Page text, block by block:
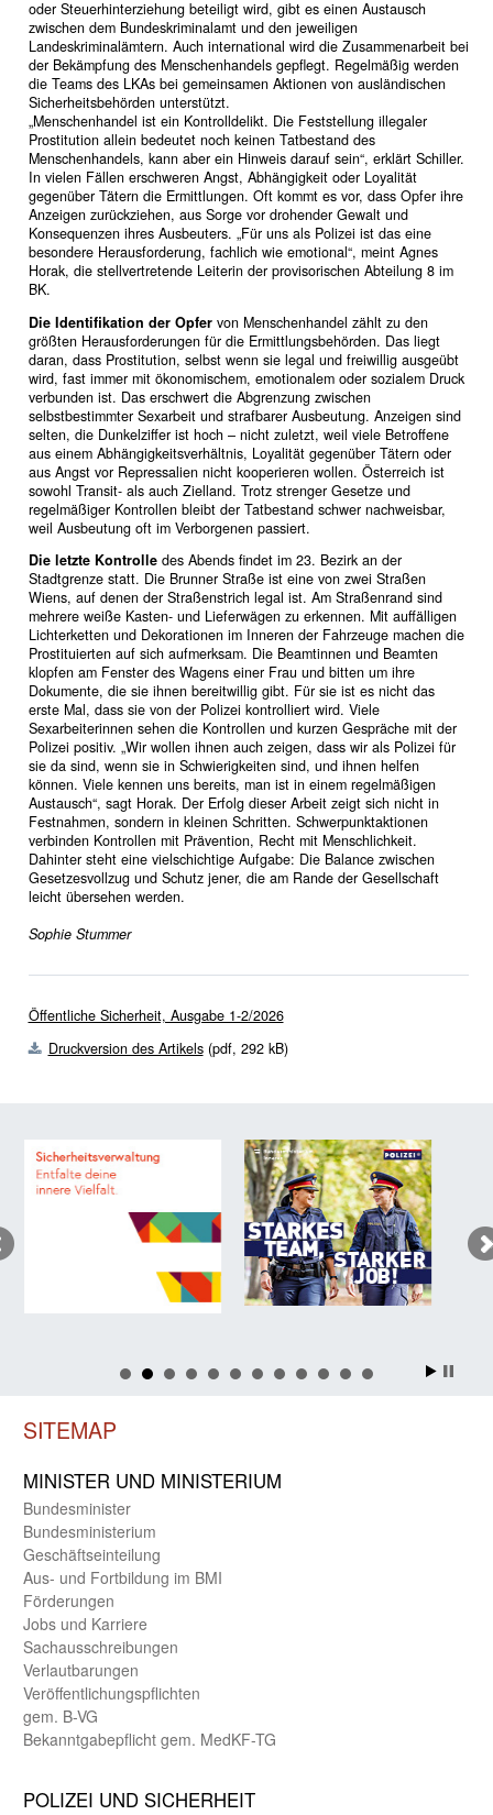
oder Steuerhinterziehung beteiligt wird, gibt es einen Austausch
zwischen dem Bundeskriminalamt und den jeweiligen
Landeskriminalämtern. Auch international wird die Zusammenarbeit bei
der Bekämpfung des Menschenhandels gepflegt. Regelmäßig werden
die Teams des LKAs bei gemeinsamen Aktionen von ausländischen
Sicherheitsbehörden unterstützt.
„Menschenhandel ist ein Kontrolldelikt. Die Feststellung illegaler
Prostitution allein bedeutet noch keinen Tatbestand des
Menschenhandels, kann aber ein Hinweis darauf sein“, erklärt Schiller.
In vielen Fällen erschweren Angst, Abhängigkeit oder Loyalität
gegenüber Tätern die Ermittlungen. Oft kommt es vor, dass Opfer ihre
Anzeigen zurückziehen, aus Sorge vor drohender Gewalt und
Konsequenzen ihres Ausbeuters. „Für uns als Polizei ist das eine
besondere Herausforderung, fachlich wie emotional“, meint Agnes
Horak, die stellvertretende Leiterin der provisorischen Abteilung 8 im
BK.
Die Identifikation der Opfervon Menschenhandel zählt zu den
größten Herausforderungen für die Ermittlungsbehörden. Das liegt
daran, dass Prostitution, selbst wenn sie legal und freiwillig ausgeübt
wird, fast immer mit ökonomischem, emotionalem oder sozialem Druck
verbunden ist. Das erschwert die Abgrenzung zwischen
selbstbestimmter Sexarbeit und strafbarer Ausbeutung. Anzeigen sind
selten, die Dunkelziffer ist hoch – nicht zuletzt, weil viele Betroffene
aus einem Abhängigkeitsverhältnis, Loyalität gegenüber Tätern oder
aus Angst vor Repressalien nicht kooperieren wollen. Österreich ist
sowohl Transit- als auch Zielland. Trotz strenger Gesetze und
regelmäßiger Kontrollen bleibt der Tatbestand schwer nachweisbar,
weil Ausbeutung oft im Verborgenen passiert.
Die letzte Kontrolledes Abends findet im 23. Bezirk an der
Stadtgrenze statt. Die Brunner Straße ist eine von zwei Straßen
Wiens, auf denen der Straßenstrich legal ist. Am Straßenrand sind
mehrere weiße Kasten- und Lieferwägen zu erkennen. Mit auffälligen
Lichterketten und Dekorationen im Inneren der Fahrzeuge machen die
Prostituierten auf sich aufmerksam. Die Beamtinnen und Beamten
klopfen am Fenster des Wagens einer Frau und bitten um ihre
Dokumente, die sie ihnen bereitwillig gibt. Für sie ist es nicht das
erste Mal, dass sie von der Polizei kontrolliert wird. Viele
Sexarbeiterinnen sehen die Kontrollen und kurzen Gespräche mit der
Polizei positiv. „Wir wollen ihnen auch zeigen, dass wir als Polizei für
sie da sind, wenn sie in Schwierigkeiten sind, und ihnen helfen
können. Viele kennen uns bereits, man ist in einem regelmäßigen
Austausch“, sagt Horak. Der Erfolg dieser Arbeit zeigt sich nicht in
Festnahmen, sondern in kleinen Schritten. Schwerpunktaktionen
verbinden Kontrollen mit Prävention, Recht mit Menschlichkeit.
Dahinter steht eine vielschichtige Aufgabe: Die Balance zwischen
Gesetzesvollzug und Schutz jener, die am Rande der Gesellschaft
leicht übersehen werden.
Sophie Stummer
Öffentliche Sicherheit, Ausgabe 1-2/2026
Druckversion des Artikels(pdf, 292 kB)
SITEMAP
MINISTER UND MINIST­ERIUM
Bundes­minister
Bundes­ministerium
Geschäfts­einteilung
Aus- und Fortbildung im BMI
Förderungen
Jobs und Karriere
Sachaus­schreibungen
Verlautbarungen
Veröffentlichungspflichten
gem. B-VG
Bekanntgabepflicht gem. MedKF-TG
POLIZEI UND SICHER­HEIT